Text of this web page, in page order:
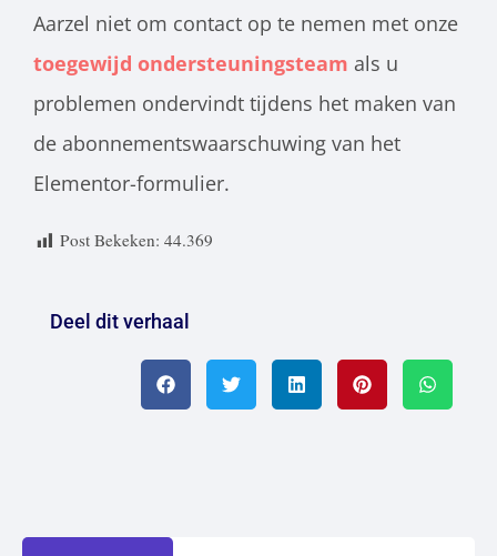
Aarzel niet om contact op te nemen met onze
toegewijd ondersteuningsteam als u
problemen ondervindt tijdens het maken van
de abonnementswaarschuwing van het
Elementor-formulier.
Post Bekeken: 44.369
Deel dit verhaal